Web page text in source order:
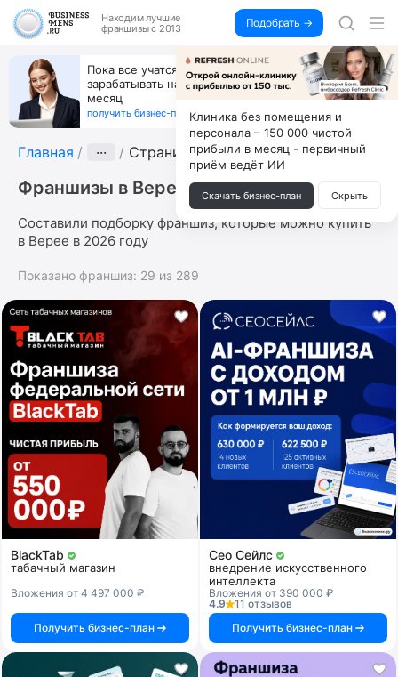
Находим лучшие
франшизы с 2013
Подобрать →
Пока все учатся пользоваться ИИ, вы можете
зарабатывать на их обучении по 500 тыс. каждый
месяц
получить бизнес-план ↓
Главная ··· Страница 2
Франшизы в Верее
Составили подборку франшиз, которые можно купить
в Верее в 2026 году
Показано франшиз: 29 из 289
BlackTab
табачный магазин
Вложения от 4 497 000 ₽
Получить бизнес-план
Сео Сейлс
внедрение искусственного
интеллекта
Вложения от 390 000 ₽
4.9
11 отзывов
Получить бизнес-план
Клиника без помещения и
персонала – 150 000 чистой
прибыли в месяц - первичный
приём ведёт ИИ
Скачать бизнес-план Скрыть